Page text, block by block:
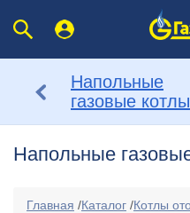
Напольные
газовые котлы
Напольные
Главная /Каталог /Котлы